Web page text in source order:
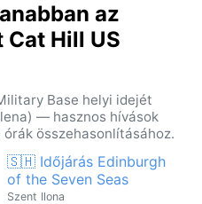
az
Hill US
Base helyi idejét
— hasznos hívások
összehasonlításához.
🇸🇭 Időjárás Edinburgh
of the Seven Seas
Szent Ilona